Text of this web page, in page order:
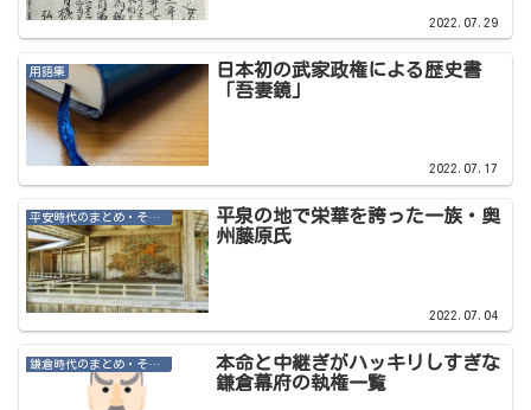
2022.07.29
用語集
日本初の武家政権による歴史書
「吾妻鏡」
2022.07.17
平安時代のまとめ・その他記事
平泉の地で栄華を誇った一族・奥
州藤原氏
2022.07.04
鎌倉時代のまとめ・その他記事
本命と中継ぎがハッキリしすぎな
鎌倉幕府の執権一覧